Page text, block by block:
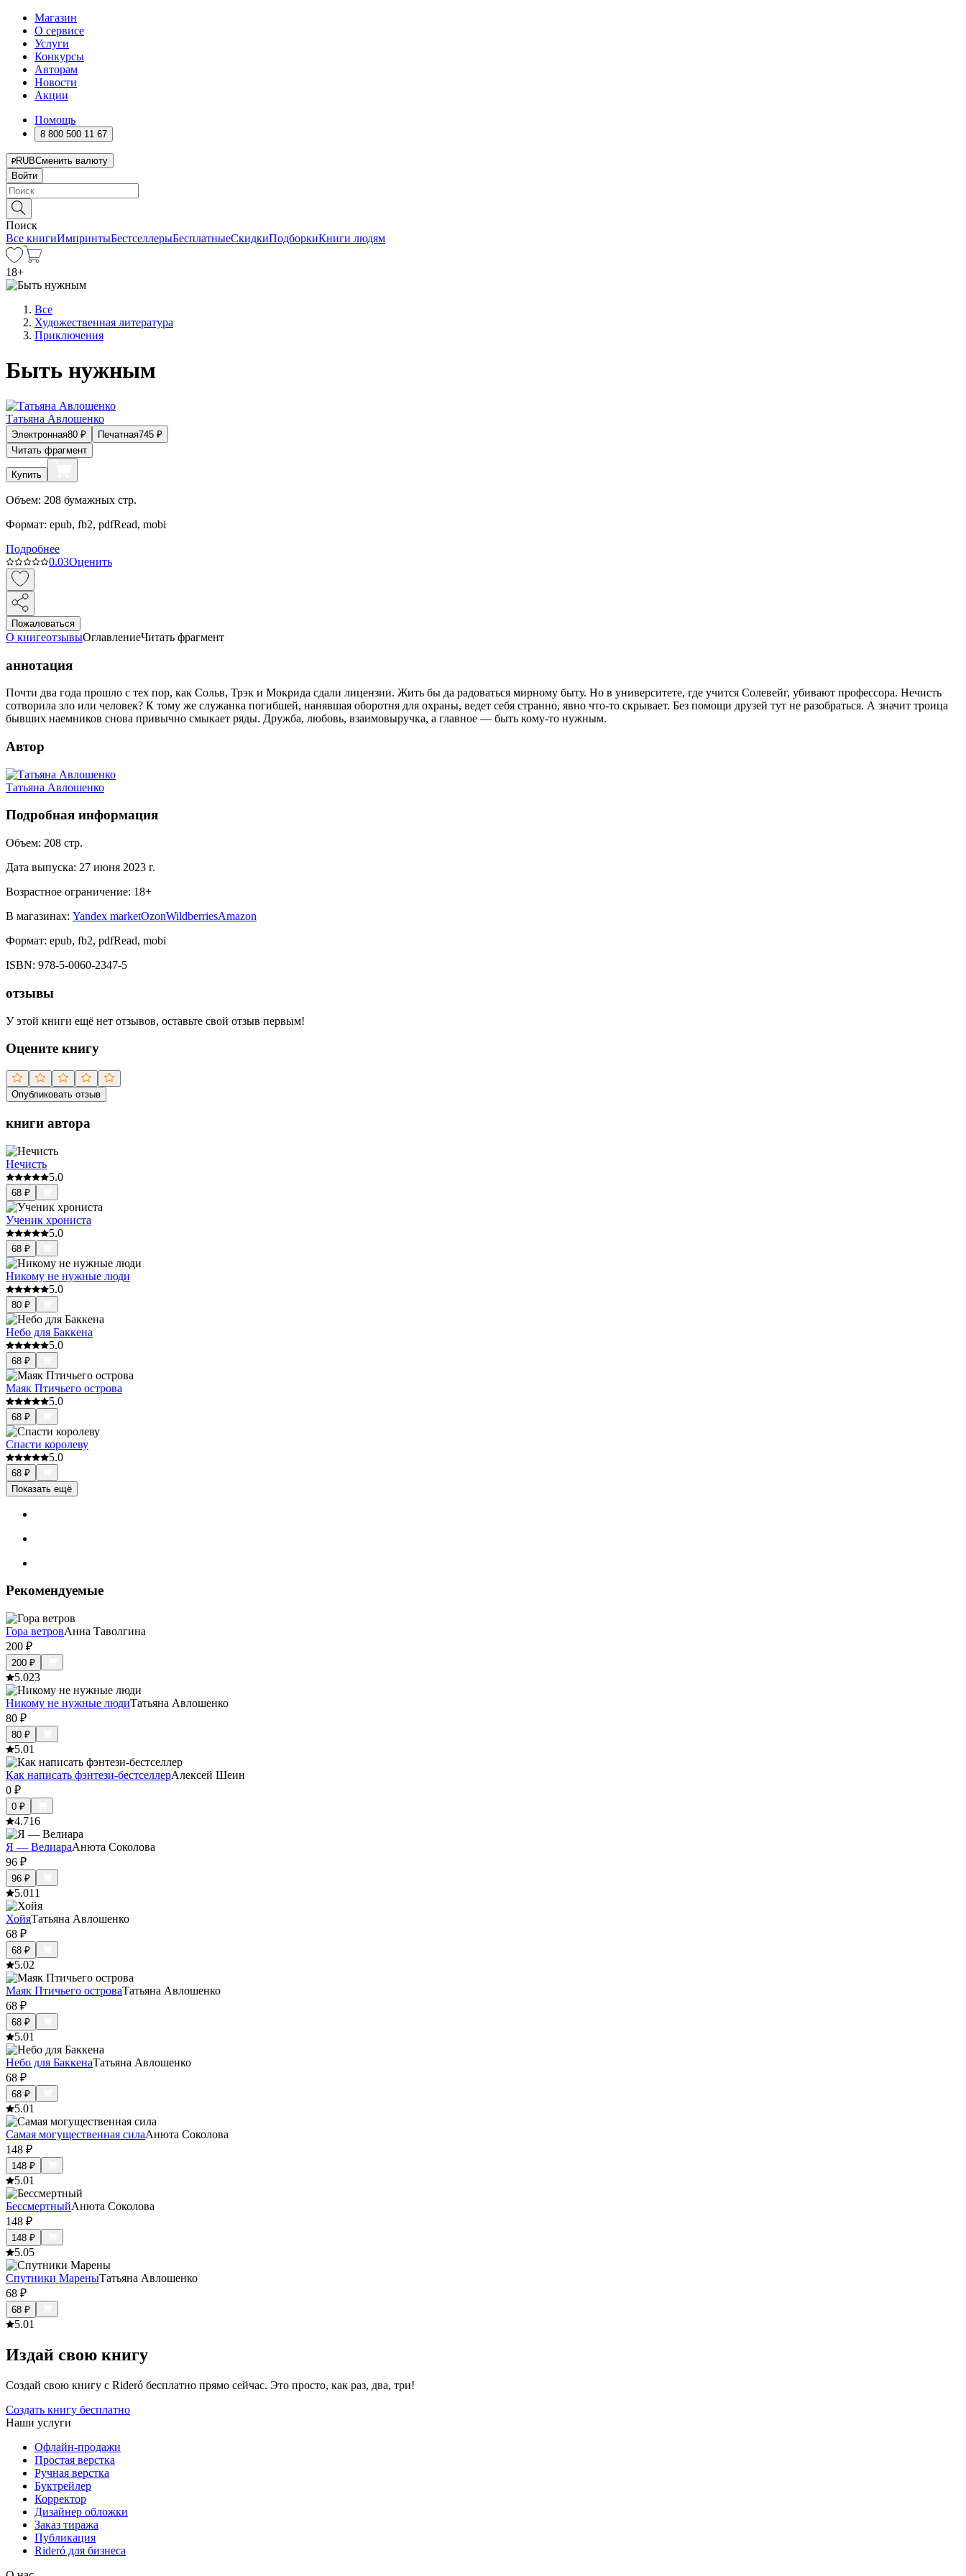
Магазин
О сервисе
Услуги
Конкурсы
Авторам
Новости
Акции
Помощь
8 800 500 11 67
RUBСменить валюту
Войти
Поиск
Все книгиИмпринтыБестселлерыБесплатныеСкидкиПодборкиКниги людям
18+
Все
Художественная литература
Приключения
Быть нужным
Татьяна Авлошенко
Электронная80 ₽ Печатная745 ₽
Читать фрагмент
Купить
Объем: 208 бумажных стр.
Формат: epub, fb2, pdfRead, mobi
Подробнее
0.03Оценить
Пожаловаться
О книгеотзывыОглавлениеЧитать фрагмент
аннотация
Почти два года прошло с тех пор, как Сольв, Трэк и Мокрида сдали лицензии. Жить бы да радоваться мирному быту. Но в университете, где учится Солевейг, убивают профессора. Нечисть
сотворила зло или человек? К тому же служанка погибшей, нанявшая оборотня для охраны, ведет себя странно, явно что-то скрывает. Без помощи друзей тут не разобраться. А значит троица
бывших наемников снова привычно смыкает ряды. Дружба, любовь, взаимовыручка, а главное — быть кому-то нужным.
Автор
Татьяна Авлошенко
Подробная информация
Объем: 208 стр.
Дата выпуска: 27 июня 2023 г.
Возрастное ограничение: 18+
В магазинах: Yandex marketOzonWildberriesAmazon
Формат: epub, fb2, pdfRead, mobi
ISBN: 978-5-0060-2347-5
отзывы
У этой книги ещё нет отзывов, оставьте свой отзыв первым!
Оцените книгу
Опубликовать отзыв
книги автора
Нечисть
5.0
68 ₽
Ученик хрониста
5.0
68 ₽
Никому не нужные люди
5.0
80 ₽
Небо для Баккена
5.0
68 ₽
Маяк Птичьего острова
5.0
68 ₽
Спасти королеву
5.0
68 ₽
Показать ещё
Рекомендуемые
Гора ветровАнна Таволгина
200 ₽
200 ₽
5.023
Никому не нужные людиТатьяна Авлошенко
80 ₽
80 ₽
5.01
Как написать фэнтези-бестселлерАлексей Шеин
0 ₽
0 ₽
4.716
Я — ВелиараАнюта Соколова
96 ₽
96 ₽
5.011
ХойяТатьяна Авлошенко
68 ₽
68 ₽
5.02
Маяк Птичьего островаТатьяна Авлошенко
68 ₽
68 ₽
5.01
Небо для БаккенаТатьяна Авлошенко
68 ₽
68 ₽
5.01
Самая могущественная силаАнюта Соколова
148 ₽
148 ₽
5.01
БессмертныйАнюта Соколова
148 ₽
148 ₽
5.05
Спутники МареныТатьяна Авлошенко
68 ₽
68 ₽
5.01
Издай свою книгу
Создай свою книгу с Rideró бесплатно прямо сейчас. Это просто, как раз, два, три!
Создать книгу бесплатно
Наши услуги
Офлайн-продажи
Простая верстка
Ручная верстка
Буктрейлер
Корректор
Дизайнер обложки
Заказ тиража
Публикация
Rideró для бизнеса